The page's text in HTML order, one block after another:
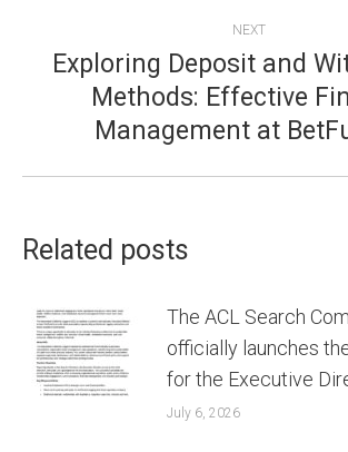
NEXT
Next
post:
Exploring Deposit and
Methods: Effective
Management at
Related posts
The ACL Search
officially launches
for the Executive
July 6, 2026